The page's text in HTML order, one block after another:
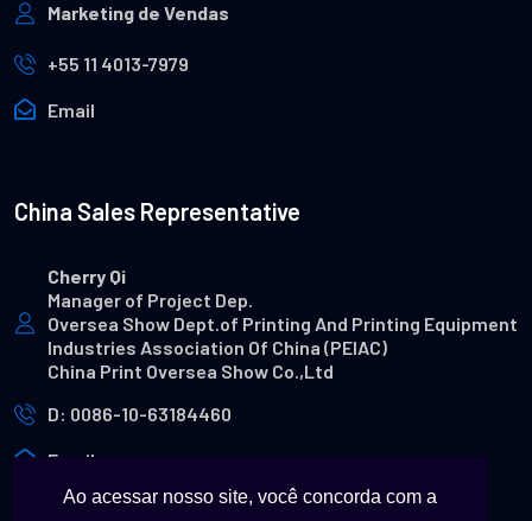
Marketing de Vendas
+55 11 4013-7979
Email
China Sales Representative
Cherry Qi
Manager of Project Dep.
Oversea Show Dept.of Printing And Printing Equipment
Industries Association Of China (PEIAC)
China Print Oversea Show Co.,Ltd
D: 0086-10-63184460
Email
Ao acessar nosso site, você concorda com a